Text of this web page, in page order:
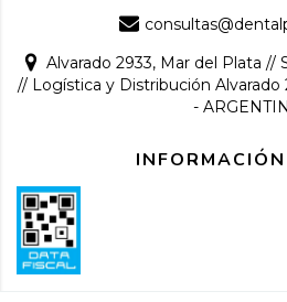
Alvarado 2933, Mar del Plata //
// Logística y Distribución Alvarado
-